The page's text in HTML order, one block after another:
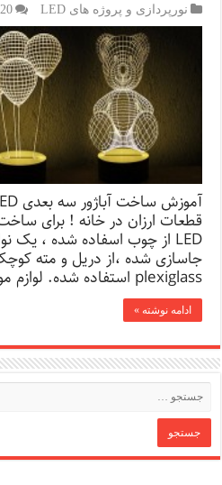
نورپردازی و پروژه های LED 20
قطعات ارزان در خانه ! برای
جاسازی شده ،از دریل و مته
plexiglass استفاده شده. لوازم مورد نیاز …
ادامه نوشته »